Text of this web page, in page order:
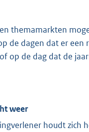
themamarkten
de dagen dat er een
op de dag dat de
weer
houdt zich